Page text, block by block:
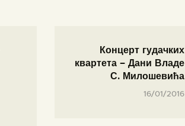
Концерт гудачких
квартета – Дани Владе
С. Милошевића
16/01/2016